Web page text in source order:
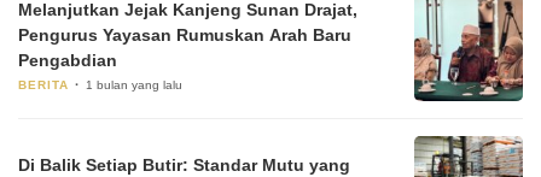
Melanjutkan Jejak Kanjeng Sunan Drajat,
Pengurus Yayasan Rumuskan Arah Baru
Pengabdian
BERITA 1 bulan yang lalu
Di Balik Setiap Butir: Standar Mutu yang